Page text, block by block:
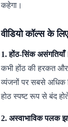
कहेगा।
वीडियो कॉल्स के लिए
1. होंठ-सिंक
कभी होंठ की हरकत
व्यंजनों पर सबसे अधिक
होठ स्पष्ट रूप से बंद
2. अस्वाभाविक पलक